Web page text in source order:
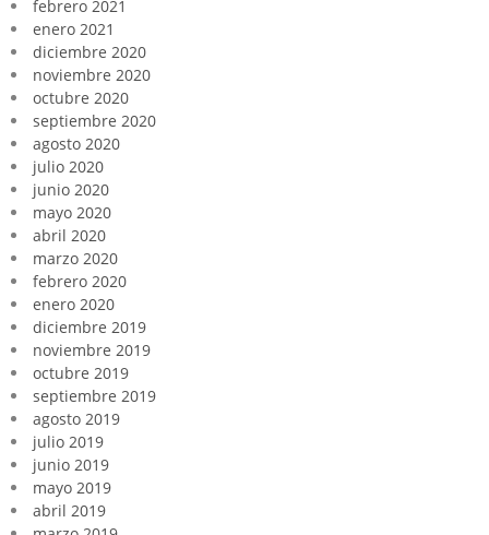
febrero 2021
enero 2021
diciembre 2020
noviembre 2020
octubre 2020
septiembre 2020
agosto 2020
julio 2020
junio 2020
mayo 2020
abril 2020
marzo 2020
febrero 2020
enero 2020
diciembre 2019
noviembre 2019
octubre 2019
septiembre 2019
agosto 2019
julio 2019
junio 2019
mayo 2019
abril 2019